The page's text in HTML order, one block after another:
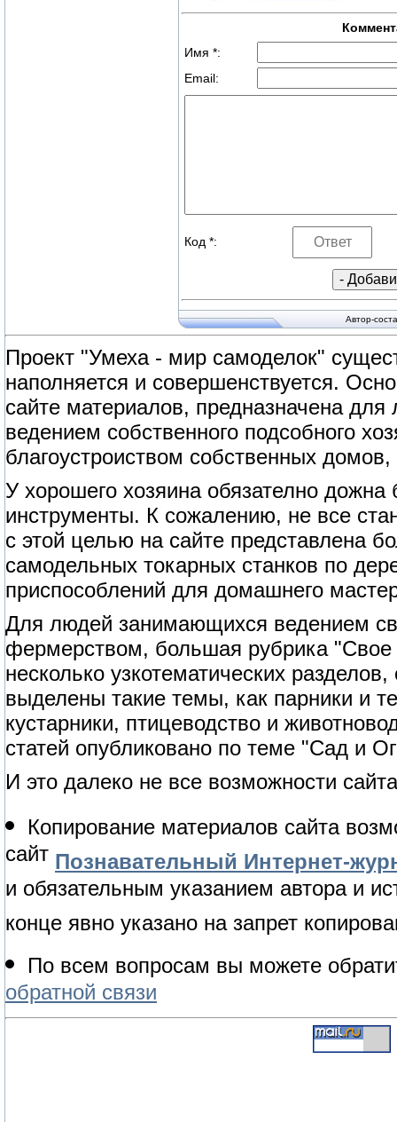
Имя *:
Email:
Код *:
Автор-
Проект "Умеха - мир самоделок"
наполняется и совершенствуется.
сайте материалов, предназначена
ведением собственного подсобного
благоустроиством собственных
У хорошего хозяина обязателно
инструменты. К сожалению, не все
с этой целью на сайте представлена
самодельных токарных станков по
приспособлений для домашнего
Для людей занимающихся ведением
фермерством, большая рубрика "Свое
несколько узкотематических
выделены такие темы, как парники и
кустарники, птицеводство и
статей опубликовано по теме "Сад и
И это далеко не все возможности
Копирование материалов сайта
сайт Познавательный Интернет-
и обязательным указанием автора и
конце явно указано на запрет
По всем вопросам вы можете
обратной связи